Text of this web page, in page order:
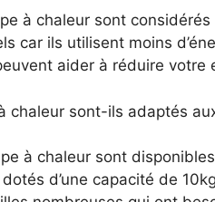
à chaleur sont
car ils utilisent moins
aider à réduire
chaleur sont-ils adaptés
à chaleur sont
d’une capacité de